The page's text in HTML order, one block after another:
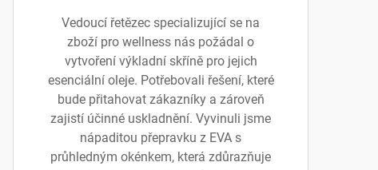
Vedoucí řetězec specializující se na
zboží pro wellness nás požádal o
vytvoření výkladní skříně pro jejich
esenciální oleje. Potřebovali řešení, které
bude přitahovat zákazníky a zároveň
zajistí účinné uskladnění. Vyvinuli jsme
nápaditou přepravku z EVA s
průhledným okénkem, která zdůrazňuje